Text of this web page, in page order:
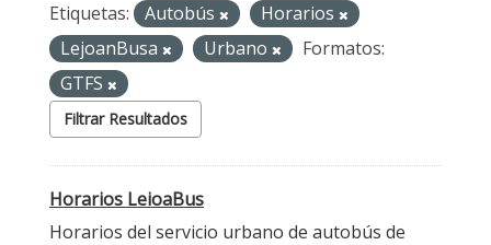
Etiquetas: Autobús
Horarios
LejoanBusa
Urbano
Formatos:
GTFS
Filtrar Resultados
Horarios LeioaBus
Horarios del servicio urbano de autobús de